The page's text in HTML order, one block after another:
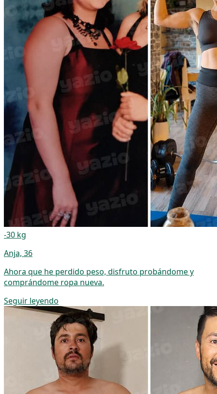
-30 kg
Anja, 36
Ahora que he perdido peso, disfruto probándome y
comprándome ropa nueva.
Seguir leyendo